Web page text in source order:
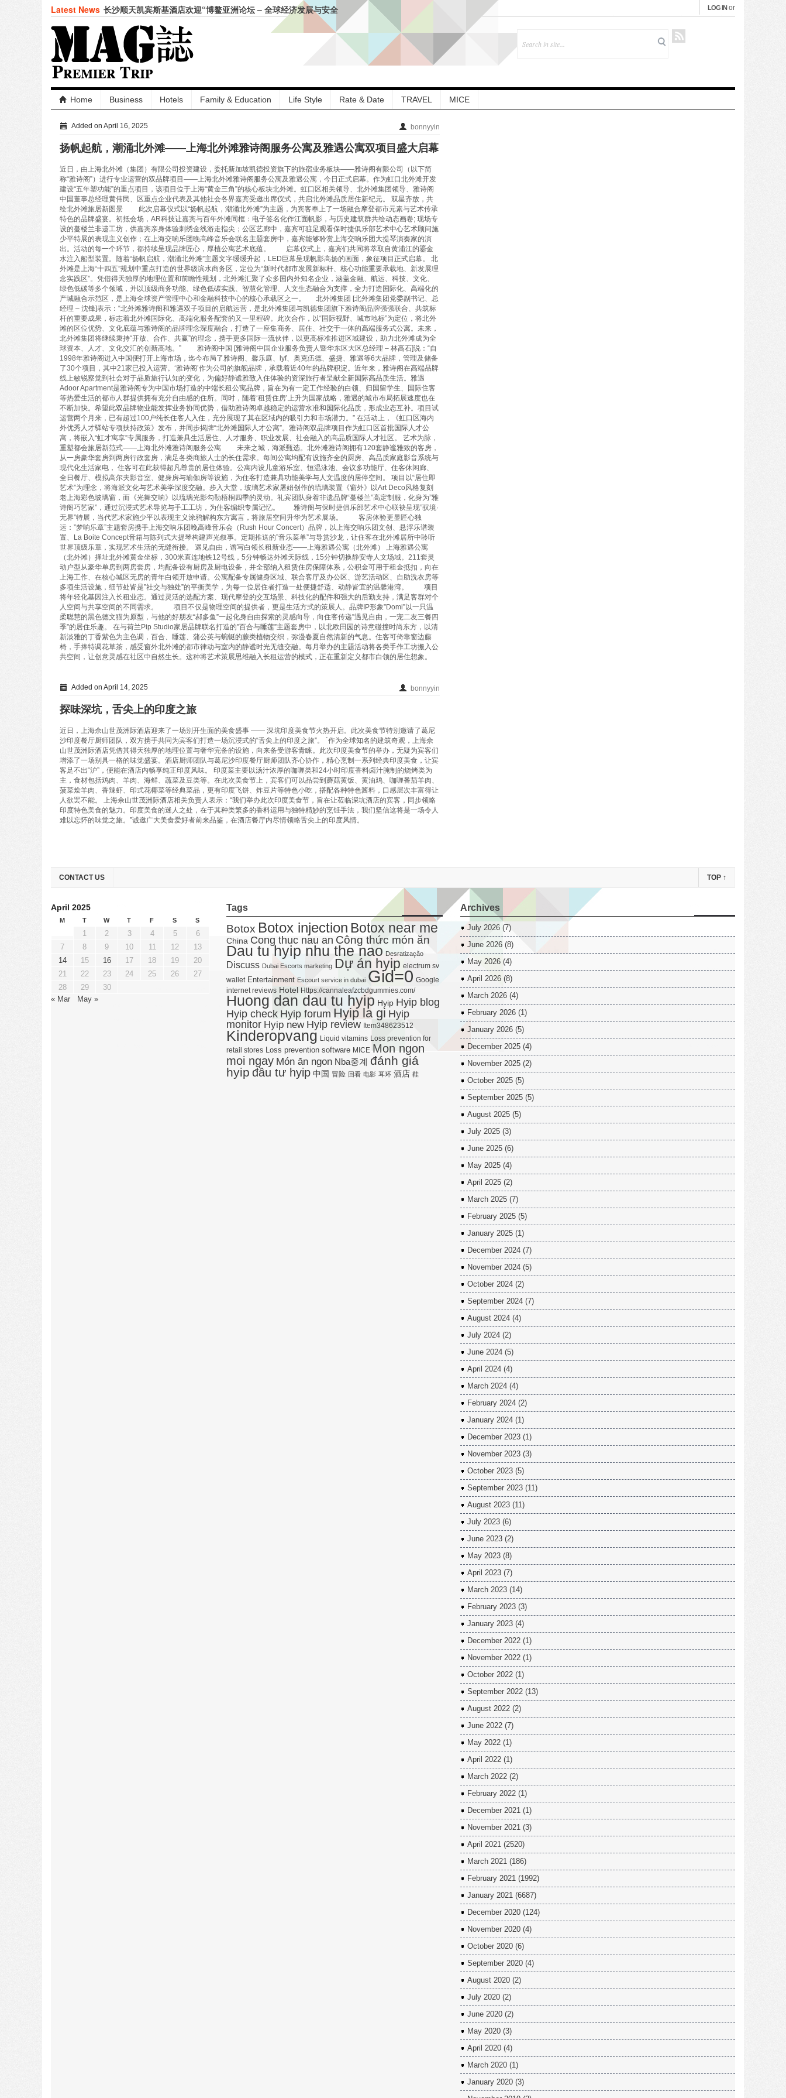
Latest News 长沙顺天凯宾斯基酒店欢迎“博鳌亚洲论坛 – 全球经济发展与安全
仲夏悦飨·寻味伏羊|徐州喜来登酒店夏季新菜暨伏羊风味品鉴仪式
圆满落幕
合肥栢景朗廷酒店联袂祖·玛珑呈献“英伦田园”联名下午茶
韩朝靓 (Vivian Han) 女士出任成都环球中心天堂洲际大饭店总经理
绍兴苏宁希尔顿酒店及公寓共庆“希尔顿主厨季”七周年：琥珀 · 中
餐厅、饭 · 全日餐厅精致呈现 – 越州风物入馔，名馔雅集启幕
上海张江达社lyf酒店正式亮相，于科创高地打造鲜活共鸣生活场
九龙仓酒店任命包铂先生为长沙尼依格罗酒店及长沙玛珂酒店区域
FOR IMMEDIATE RELEASE——珠海拱北凯悦酒店携手
入夏蕴鲜，味觅时令——合肥栢景朗廷酒店「唐阁」夏季上新
驭海乘风，成长壹夏——三亚海棠湾阳光壹酒店开启全家人的“超
级暑假”海岛度假体验
LOG IN or
Home Business Hotels Family & Education Life Style Rate & Date TRAVEL MICE
Added on April 16, 2025 bonnyyin
扬帆起航，潮涌北外滩——上海北外滩雅诗阁服务公寓及雅遇公寓双项目盛大启幕
近日，由上海北外滩（集团）有限公司投资建设，委托新加坡凯德投资旗下的旅宿业务板块——雅诗阁有限公司（以下简
称“雅诗阁”）进行专业运营的双品牌项目——上海北外滩雅诗阁服务公寓及雅遇公寓，今日正式启幕。作为虹口北外滩开发
建设“五年塑功能”的重点项目，该项目位于上海“黄金三角”的核心板块北外滩。虹口区相关领导、北外滩集团领导、雅诗阁
中国董事总经理黄伟民、区重点企业代表及其他社会各界嘉宾受邀出席仪式，共启北外滩品质居住新纪元。 双星齐放，共
绘北外滩旅居新图景 此次启幕仪式以“扬帆起航，潮涌北外滩”为主题，为宾客奉上了一场融合摩登都市元素与艺术传承
特色的品牌盛宴。初抵会场，AR科技让嘉宾与百年外滩同框：电子签名化作江面帆影，与历史建筑群共绘动态画卷; 现场专
设的蔓楼兰非遗工坊，供嘉宾亲身体验刺绣金线游走指尖；公区艺廊中，嘉宾可驻足观看保时捷俱乐部艺术中心艺术顾问施
少平特展的表现主义创作；在上海交响乐团晚高峰音乐会联名主题套房中，嘉宾能够聆赏上海交响乐团大提琴演奏家的演
出。活动的每一个环节，都持续呈现品牌匠心，厚植公寓艺术底蕴。 启幕仪式上，嘉宾们共同将萃取⾃⻩浦江的鎏⾦
⽔注入船型装置。随着“扬帆启航，潮涌北外滩”主题文字缓缓升起，LED巨幕呈现帆影高扬的画面，象征项目正式启幕。 北
外滩是上海“十四五”规划中重点打造的世界级滨水商务区，定位为“新时代都市发展新标杆、核心功能重要承载地、新发展理
念实践区”。凭借得天独厚的地理位置和前瞻性规划，北外滩汇聚了众多国内外知名企业，涵盖金融、航运、科技、文化、
绿色低碳等多个领域，并以顶级商务功能、绿色低碳实践、智慧化管理、人文生态融合为支撑，全力打造国际化、高端化的
产城融合示范区，是上海全球资产管理中心和金融科技中心的核心承载区之一。 北外滩集团 [北外滩集团党委副书记、总
经理 – 沈锋]表示：“北外滩雅诗阁和雅遇双子项目的启航运营，是北外滩集团与凯德集团旗下雅诗阁品牌强强联合、共筑标
杆的重要成果，标志着北外滩国际化、高端化服务配套的又一里程碑。此次合作，以“国际视野、城市地标”为定位，将北外
滩的区位优势、文化底蕴与雅诗阁的品牌理念深度融合，打造了一座集商务、居住、社交于一体的高端服务式公寓。未来，
北外滩集团将继续秉持“开放、合作、共赢”的理念，携手更多国际一流伙伴，以更高标准推进区域建设，助力北外滩成为全
球资本、人才、文化交汇的创新高地。” 雅诗阁中国 [雅诗阁中国企业服务负责人暨华东区大区总经理 – 林高石]说：“自
1998年雅诗阁进入中国便打开上海市场，迄今布局了雅诗阁、馨乐庭、lyf、奥克伍德、盛捷、雅遇等6大品牌，管理及储备
了30个项目，其中21家已投入运营。‘雅诗阁’作为公司的旗舰品牌，承载着近40年的品牌积淀。近年来，雅诗阁在高端品牌
线上敏锐察觉到社会对于品质旅行认知的变化，为偏好静谧雅致入住体验的资深旅行者呈献全新国际高品质生活。雅遇
Adoor Apartment是雅诗阁专为中国市场打造的中端长租公寓品牌，旨在为有一定工作经验的白领、归国留学生、国际住客
等热爱生活的都市人群提供拥有充分自由感的住所。同时，随着‘租赁住房’上升为国家战略，雅遇的城市布局拓展速度也在
不断加快。希望此双品牌物业能发挥业务协同优势，借助雅诗阁卓越稳定的运营水准和国际化品质，形成业态互补。项目试
运营两个月来，已有超过100户纯长住客人入住，充分展现了其在区域内的吸引力和市场潜力。” 在活动上，《虹口区海内
外优秀人才驿站专项扶持政策》发布，并同步揭牌“北外滩国际人才公寓”。雅诗阁双品牌项目作为虹口区首批国际人才公
寓，将嵌入“虹才寓享”专属服务，打造兼具生活居住、人才服务、职业发展、社会融入的高品质国际人才社区。 艺术为脉，
重塑都会旅居新范式——上海北外滩雅诗阁服务公寓 未来之城，海派甄选。北外滩雅诗阁拥有120套静谧雅致的客房，
从一房豪华套房到两房行政套房，满足各类商旅人士的长住需求。每间公寓均配有设施齐全的厨房、高品质家庭影音系统与
现代化生活家电， 住客可在此获得超凡尊贵的居住体验。公寓内设儿童游乐室、恒温泳池、会议多功能厅、住客休闲廊、
全日餐厅、模拟高尔夫影音室、健身房与瑜伽房等设施，为住客打造兼具功能美学与人文温度的居停空间。 项目以“居住即
艺术”为理念，将海派文化与艺术美学深度交融。步入大堂，玻璃艺术家屠娟创作的琉璃装置《窗外》以Art Deco风格复刻
老上海彩色玻璃窗，而《光舞交响》以琉璃光影勾勒梧桐四季的灵动。礼宾团队身着非遗品牌“蔓楼兰”高定制服，化身为”雅
诗阁巧艺家”，通过沉浸式艺术导览与手工工坊，为住客编织专属记忆。 雅诗阁与保时捷俱乐部艺术中心联袂呈现”驭境·
无界”特展，当代艺术家施少平以表现主义涂鸦解构东方寓言，将旅居空间升华为艺术展场。 客房体验更显匠心独
运：”梦响乐章”主题套房携手上海交响乐团晚高峰音乐会（Rush Hour Concert）品牌，以上海交响乐团文创、悬浮乐谱装
置、La Boite Concept音箱与陈列式大提琴构建声光叙事。定期推送的”音乐菜单”与导赏沙龙，让住客在北外滩居所中聆听
世界顶级乐章，实现艺术生活的无缝衔接。 遇见自由，谱写白领长租新业态——上海雅遇公寓（北外滩） 上海雅遇公寓
（北外滩）择址北外滩黄金坐标，300米直连地铁12号线，5分钟畅达外滩天际线，15分钟切换静安寺人文场域。211套灵
动户型从豪华单房到两房套房，均配备设有厨房及厨电设备，并全部纳入租赁住房保障体系，公积金可用于租金抵扣，向在
上海工作、在核心城区无房的青年白领开放申请。公寓配备专属健身区域、联合客厅及办公区、游艺活动区、自助洗衣房等
多项生活设施，细节处皆是”社交与独处”的平衡美学，为每一位居住者打造一处便捷舒适、动静皆宜的温馨港湾。 项目
将年轻化基因注入长租业态。通过灵活的选配方案、现代摩登的交互场景、科技化的配件和强大的后勤支持，满足客群对个
人空间与共享空间的不同需求。 项目不仅是物理空间的提供者，更是生活方式的策展人。品牌IP形象”Domi”以一只温
柔聪慧的黑色德文猫为原型，与他的好朋友“郝多鱼”一起化身自由探索的灵感向导，向住客传递”遇见自由，一宠二友三餐四
季”的居住乐趣。 在与荷兰Pip Studio家居品牌联名打造的”百合与睡莲”主题套房中，以北欧田园的诗意碰撞时尚东方，以清
新淡雅的丁香紫色为主色调，百合、睡莲、蒲公英与蜿蜒的蕨类植物交织，弥漫春夏自然清新的气息。住客可倚靠窗边藤
椅，手捧特调花草茶，感受窗外北外滩的都市律动与室内的静谧时光无缝交融。每月举办的主题活动将各类手作工坊搬入公
共空间，让创意灵感在社区中自然生长。这种将艺术策展思维融入长租运营的模式，正在重新定义都市白领的居住想象。
Added on April 14, 2025 bonnyyin
探味深坑，舌尖上的印度之旅
近日，上海佘山世茂洲际酒店迎来了一场别开生面的美食盛事 —— 深坑印度美食节火热开启。此次美食节特别邀请了葛尼
沙印度餐厅厨师团队，双方携手共同为宾客们打造一场沉浸式的“舌尖上的印度之旅”。 `作为全球知名的建筑奇观，上海佘
山世茂洲际酒店凭借其得天独厚的地理位置与奢华完备的设施，向来备受游客青睐。此次印度美食节的举办，无疑为宾客们
增添了一场别具一格的味觉盛宴。酒店厨师团队与葛尼沙印度餐厅厨师团队齐心协作，精心烹制一系列经典印度美食，让宾
客足不出“沪”，便能在酒店内畅享纯正印度风味。 印度菜主要以汤汁浓厚的咖喱类和24小时印度香料卤汁腌制的烧烤类为
主，食材包括鸡肉、羊肉、海鲜、蔬菜及豆类等。在此次美食节上，宾客们可以品尝到蘑菇黄饭、黄油鸡、咖喱番茄羊肉、
菠菜烩羊肉、香辣虾、印式花椰菜等经典菜品，更有印度飞饼、炸豆片等特色小吃，搭配各种特色酱料，口感层次丰富得让
人欲罢不能。 上海佘山世茂洲际酒店相关负责人表示：“我们举办此次印度美食节，旨在让莅临深坑酒店的宾客，同步领略
印度特色美食的魅力。印度美食的迷人之处，在于其种类繁多的香料运用与独特精妙的烹饪手法，我们坚信这将是一场令人
难以忘怀的味觉之旅。”诚邀广大美食爱好者前来品鉴，在酒店餐厅内尽情领略舌尖上的印度风情。
CONTACT US TOP ↑
April 2025
M T W T F S S
1 2 3 4 5
6
7
8 9 10 11 12
13
14
15 16 17 18 19
20
21
22 23 24 25 26
27
28
29
30
« Mar
May »
Tags
Botox Botox injection Botox near me
China Cong thuc nau an Công thức món ăn
Dau tu hyip nhu the nao Desratização
Discuss Dubai Escorts marketing Dự án hyip electrum sv
wallet Entertainment Escourt service in dubai Gid=0 Google
internet reviews Hotel Https://cannaleafzcbdgummies.com/
Huong dan dau tu hyip Hyip Hyip blog
Hyip check Hyip forum Hyip la gi Hyip
monitor Hyip new Hyip review Item348623512
Kinderopvang Liquid vitamins Loss prevention for
retail stores Loss prevention software MICE Mon ngon
moi ngay Món ăn ngon Nba중계 đánh giá
hyip đầu tư hyip 中国 冒险 回看 电影 耳环 酒店 鞋
Archives
July 2026 (7)
June 2026 (8)
May 2026 (4)
April 2026 (8)
March 2026 (4)
February 2026 (1)
January 2026 (5)
December 2025 (4)
November 2025 (2)
October 2025 (5)
September 2025 (5)
August 2025 (5)
July 2025 (3)
June 2025 (6)
May 2025 (4)
April 2025 (2)
March 2025 (7)
February 2025 (5)
January 2025 (1)
December 2024 (7)
November 2024 (5)
October 2024 (2)
September 2024 (7)
August 2024 (4)
July 2024 (2)
June 2024 (5)
April 2024 (4)
March 2024 (4)
February 2024 (2)
January 2024 (1)
December 2023 (1)
November 2023 (3)
October 2023 (5)
September 2023 (11)
August 2023 (11)
July 2023 (6)
June 2023 (2)
May 2023 (8)
April 2023 (7)
March 2023 (14)
February 2023 (3)
January 2023 (4)
December 2022 (1)
November 2022 (1)
October 2022 (1)
September 2022 (13)
August 2022 (2)
June 2022 (7)
May 2022 (1)
April 2022 (1)
March 2022 (2)
February 2022 (1)
December 2021 (1)
November 2021 (3)
April 2021 (2520)
March 2021 (186)
February 2021 (1992)
January 2021 (6687)
December 2020 (124)
November 2020 (4)
October 2020 (6)
September 2020 (4)
August 2020 (2)
July 2020 (2)
June 2020 (2)
May 2020 (3)
April 2020 (4)
March 2020 (1)
January 2020 (3)